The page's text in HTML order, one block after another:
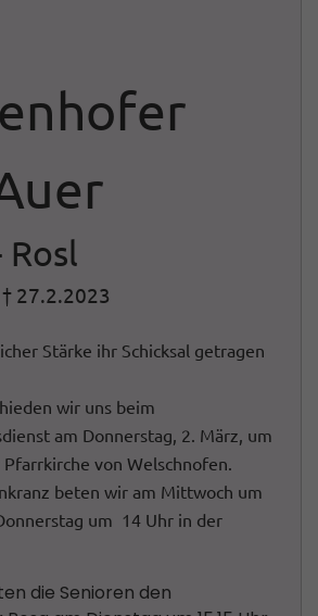
Stärke ihr Schicksal getragen
wir uns beim
am Donnerstag, 2. März, um
von Welschnofen.
beten wir am Mittwoch um
um 14 Uhr in der
die Senioren den